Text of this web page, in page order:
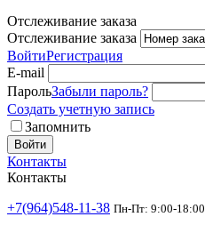
Отслеживание заказа
Отслеживание заказа
ВойтиРегистрация
E-mail
ПарольЗабыли пароль?
Создать учетную запись
Запомнить
Войти
Контакты
Контакты
+7(964)548-11-38 Пн-Пт: 9:00-18:00